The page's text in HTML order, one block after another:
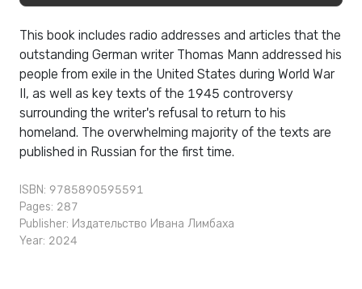
This book includes radio addresses and articles that the
outstanding German writer Thomas Mann addressed his
people from exile in the United States during World War
II, as well as key texts of the 1945 controversy
surrounding the writer's refusal to return to his
homeland. The overwhelming majority of the texts are
published in Russian for the first time.
ISBN: 9785890595591
Pages: 287
Publisher: Издательство Ивана Лимбаха
Year: 2024